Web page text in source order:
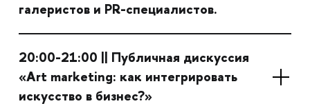
галеристов и PR-специалистов.
20:00-21:00 || Публичная дискуссия
«Art marketing: как интегрировать
искусство в бизнес?»